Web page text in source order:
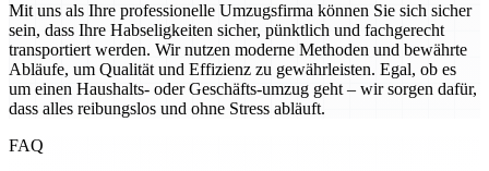
Mit uns als Ihre professionelle Umzugsfirma können Sie sich sicher
sein, dass Ihre Habseligkeiten sicher, pünktlich und fachgerecht
transportiert werden. Wir nutzen moderne Methoden und bewährte
Abläufe, um Qualität und Effizienz zu gewährleisten. Egal, ob es
um einen Haushalts- oder Geschäfts-umzug geht – wir sorgen dafür,
dass alles reibungslos und ohne Stress abläuft.
FAQ